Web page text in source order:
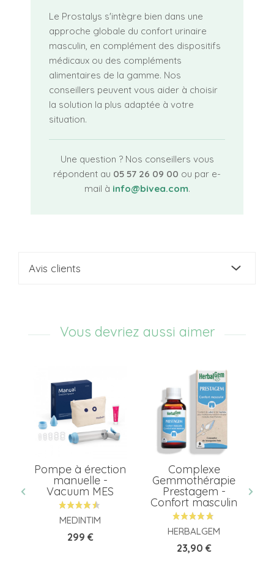
Le Prostalys s'intègre bien dans une
approche globale du confort urinaire
masculin, en complément des dispositifs
médicaux ou des compléments
alimentaires de la gamme. Nos
conseillers peuvent vous aider à choisir
la solution la plus adaptée à votre
situation.
Une question ? Nos conseillers vous
répondent au 05 57 26 09 00 ou par e-
mail à info@bivea.com.
Avis clients
Vous devriez aussi aimer
Pompe à érection
manuelle -
Vacuum MES
MEDINTIM
Prix
299 €
Complexe
Gemmothérapie
Prestagem -
Confort masculin
HERBALGEM
Prix
23,90 €